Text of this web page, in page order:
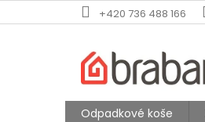
na
+420 736 488 166
Odpadkové koše